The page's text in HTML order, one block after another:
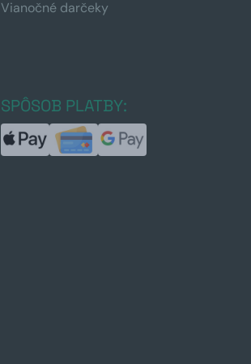
Vianočné darčeky
SPÔSOB PLATBY: